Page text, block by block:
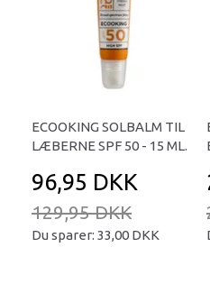
ECOOKING SOLBALM TIL
LÆBERNE SPF 50 - 15 ML.
96,95 DKK
129,95 DKK
Du sparer: 33,00 DKK